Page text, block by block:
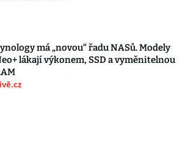
má „novou“ řadu NASů. Modely
lákají výkonem, SSD a vyměnitelnou